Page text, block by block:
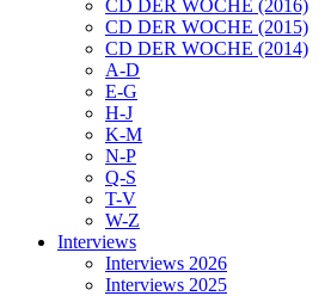
CD DER WOCHE (2016)
CD DER WOCHE (2015)
CD DER WOCHE (2014)
A-D
E-G
H-J
K-M
N-P
Q-S
T-V
W-Z
Interviews
Interviews 2026
Interviews 2025